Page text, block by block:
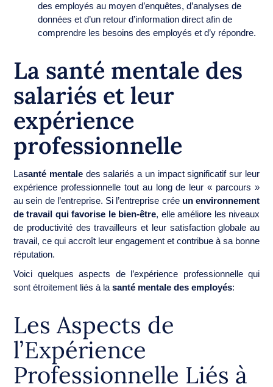
des employés au moyen d’enquêtes, d’analyses de
données et d’un retour d’information direct afin de
comprendre les besoins des employés et d’y répondre.
La santé mentale des
salariés et leur
expérience
professionnelle
Lasanté mentaledes salariés a un impact significatif sur leur
expérience professionnelle tout au long de leur « parcours »
au sein de l’entreprise. Si l’entreprise créeun environnement
de travail qui favorise le bien-être, elle améliore les niveaux
de productivité des travailleurs et leur satisfaction globale au
travail, ce qui accroît leur engagement et contribue à sa bonne
réputation.
Voici quelques aspects de l’expérience professionnelle qui
sont étroitement liés à la santé mentale des employés:
Les Aspects de
l’Expérience
Professionnelle Liés à